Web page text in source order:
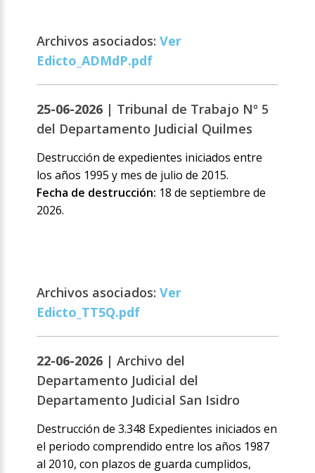
Archivos asociados:Ver
Edicto_ADMdP.pdf
25-06-2026 | Tribunal de Trabajo Nº 5
del Departamento Judicial Quilmes
Destrucción de expedientes iniciados entre
los años 1995 y mes de julio de 2015.
Fecha de destrucción: 18 de septiembre de
2026.
Archivos asociados:Ver
Edicto_TT5Q.pdf
22-06-2026 |Archivo del
Departamento Judicial del
Departamento Judicial San Isidro
Destrucción de 3.348 Expedientes iniciados en
el periodo comprendido entre los años 1987
al 2010, con plazos de guarda cumplidos,